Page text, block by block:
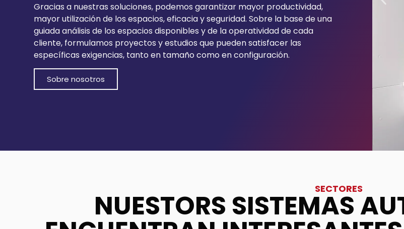
Gracias a nuestras soluciones, podemos garantizar mayor productividad,
mayor utilización de los espacios, eficacia y seguridad. Sobre la base de una
guiada análisis de los espacios disponibles y de la operatividad de cada
cliente, formulamos proyectos y estudios que pueden satisfacer las
específicas exigencias, tanto en tamaño como en configuración.
Sobre nosotros
SECTORES
NUESTORS SISTEMAS